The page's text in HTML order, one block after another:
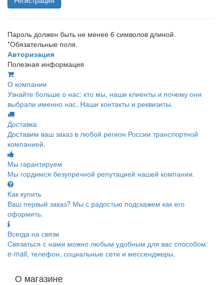
Пароль должен быть не менее 6 символов длиной.
*Обязательные поля.
Авторизация
Полезная информация
О компании
Узнайте больше о нас: кто мы, наши клиенты и почему они
выбрали именно нас. Наши контакты и реквизиты.
Доставка
Доставим ваш заказ в любой регион России транспортной
компанией.
Мы гарантируем
Мы гордимся безупречной репутацией нашей компании.
Как купить
Ваш первый заказ? Мы с радостью подскажем как его
оформить.
Всегда на связи
Связаться с нами можно любым удобным для вас способом:
e-mail, телефон, социальные сети и мессенджеры.
О магазине